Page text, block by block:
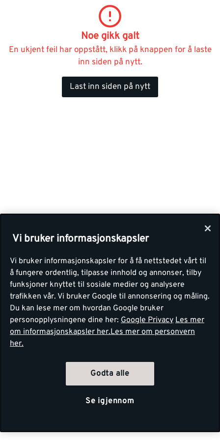
Noe gikk galt
En ukjent feil har oppstått, klikk på knappen for å laste
inn siden på nytt.
Last inn siden på nytt
Vi bruker informasjonskapsler
Vi bruker informasjonskapsler for å få nettstedet vårt til
å fungere ordentlig, tilpasse innhold og annonser, tilby
funksjoner knyttet til sosiale medier og analysere
trafikken vår. Vi bruker Google til annonsering og måling.
Du kan lese mer om hvordan Google bruker
personopplysningene dine her: Google Privacy Les mer
om informasjonskapsler her.Les mer om personvern
her.
Godta alle
Se igjennom